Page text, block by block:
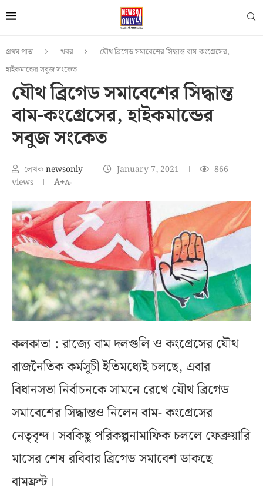
প্রথম পাতা খবর
যৌথ ব্রিগেড সমাবেশের সিদ্ধান্ত বাম-কংগ্রেসের,
হাইকমান্ডের সবুজ সংকেত
যৌথ ব্রিগেড সমাবেশের সিদ্ধান্ত
বাম-কংগ্রেসের, হাইকমান্ডের
সবুজ সংকেত
লেখকnewsonly January 7, 2021
866
views
A+A-
কলকাতা : রাজ্যে বাম দলগুলি ও কংগ্রেসের যৌথ
রাজনৈতিক কর্মসূচী ইতিমধ্যেই চলছে, এবার
বিধানসভা নির্বাচনকে সামনে রেখে যৌথ ব্রিগেড
সমাবেশের সিদ্ধান্তও নিলেন বাম- কংগ্রেসের
নেতৃবৃন্দ। সবকিছু পরিকল্পনামাফিক চললে ফেব্রুয়ারি
মাসের শেষ রবিবার ব্রিগেড সমাবেশ ডাকছে
বামফ্রন্ট।